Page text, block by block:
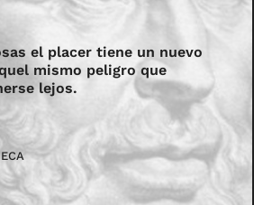
el placer tiene un nuevo
mismo peligro que
lejos.